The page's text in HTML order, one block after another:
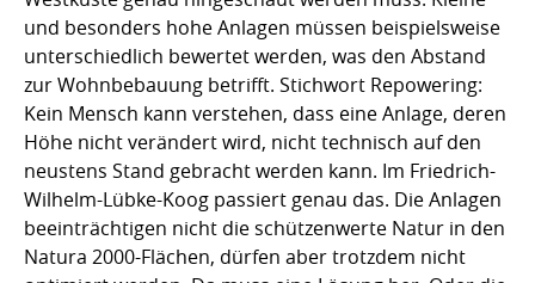
und besonders hohe Anlagen müssen beispielsweise
unterschiedlich bewertet werden, was den Abstand
zur Wohnbebauung betrifft. Stichwort Repowering:
Kein Mensch kann verstehen, dass eine Anlage, deren
Höhe nicht verändert wird, nicht technisch auf den
neustens Stand gebracht werden kann. Im Friedrich-
Wilhelm-Lübke-Koog passiert genau das. Die Anlagen
beeinträchtigen nicht die schützenwerte Natur in den
Natura 2000-Flächen, dürfen aber trotzdem nicht